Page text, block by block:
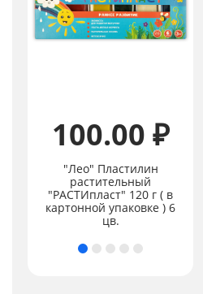
100.00 ₽
"Лео" Пластилин
растительный
"РАСТИпласт" 120 г ( в
картонной упаковке ) 6
цв.